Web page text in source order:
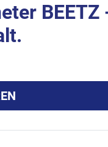
BEETZ